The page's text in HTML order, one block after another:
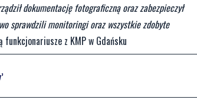
dokumentację fotograficzną oraz zabezpieczył
sprawdzili monitoringi oraz wszystkie zdobyte
z KMP w Gdańsku